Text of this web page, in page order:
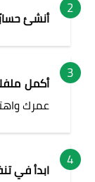
أنشئ
أكمل
عمرك
ابدأ في